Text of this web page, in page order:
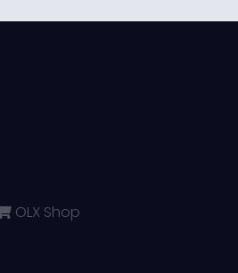
OLX Shop